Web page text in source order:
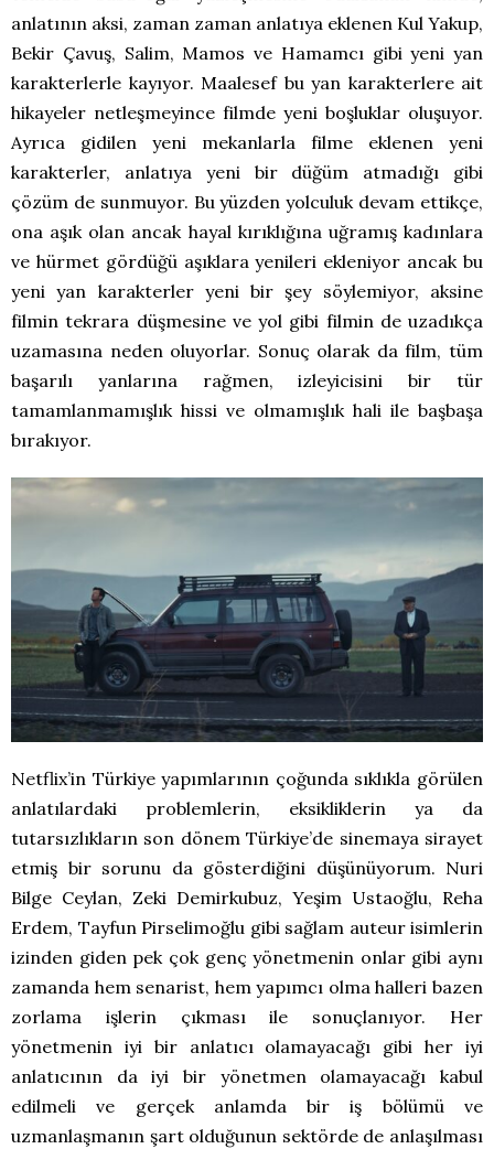
anlatının aksi, zaman zaman anlatıya eklenen Kul Yakup,
Bekir Çavuş, Salim, Mamos ve Hamamcı gibi yeni yan
karakterlerle kayıyor. Maalesef bu yan karakterlere ait
hikayeler netleşmeyince filmde yeni boşluklar oluşuyor.
Ayrıca gidilen yeni mekanlarla filme eklenen yeni
karakterler, anlatıya yeni bir düğüm atmadığı gibi
çözüm de sunmuyor. Bu yüzden yolculuk devam ettikçe,
ona aşık olan ancak hayal kırıklığına uğramış kadınlara
ve hürmet gördüğü aşıklara yenileri ekleniyor ancak bu
yeni yan karakterler yeni bir şey söylemiyor, aksine
filmin tekrara düşmesine ve yol gibi filmin de uzadıkça
uzamasına neden oluyorlar. Sonuç olarak da film, tüm
başarılı yanlarına rağmen, izleyicisini bir tür
tamamlanmamışlık hissi ve olmamışlık hali ile başbaşa
bırakıyor.
Netflix’in Türkiye yapımlarının çoğunda sıklıkla görülen
anlatılardaki problemlerin, eksikliklerin ya da
tutarsızlıkların son dönem Türkiye’de sinemaya sirayet
etmiş bir sorunu da gösterdiğini düşünüyorum. Nuri
Bilge Ceylan, Zeki Demirkubuz, Yeşim Ustaoğlu, Reha
Erdem, Tayfun Pirselimoğlu gibi sağlam auteur isimlerin
izinden giden pek çok genç yönetmenin onlar gibi aynı
zamanda hem senarist, hem yapımcı olma halleri bazen
zorlama işlerin çıkması ile sonuçlanıyor. Her
yönetmenin iyi bir anlatıcı olamayacağı gibi her iyi
anlatıcının da iyi bir yönetmen olamayacağı kabul
edilmeli ve gerçek anlamda bir iş bölümü ve
uzmanlaşmanın şart olduğunun sektörde de anlaşılması